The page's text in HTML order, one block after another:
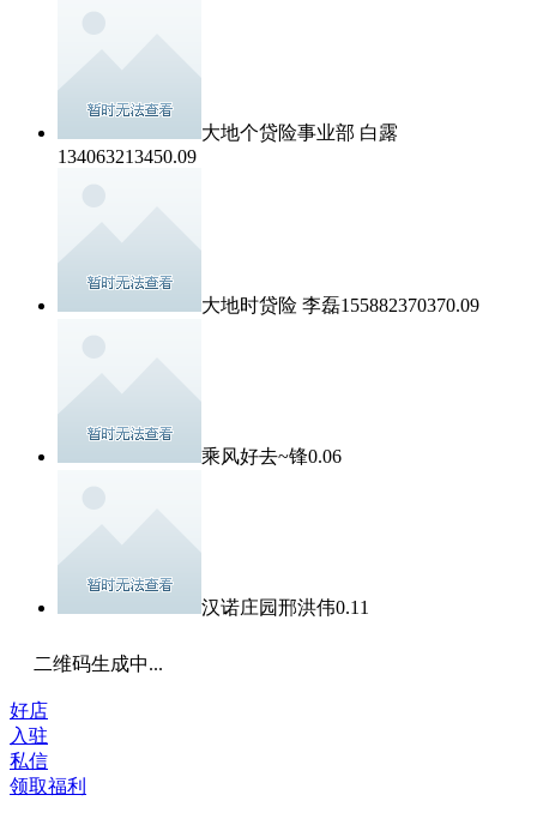
大地个贷险事业部 白露
134063213450.09
大地时贷险 李磊155882370370.09
乘风好去~锋0.06
汉诺庄园邢洪伟0.11
二维码生成中...
好店
入驻
私信
领取福利